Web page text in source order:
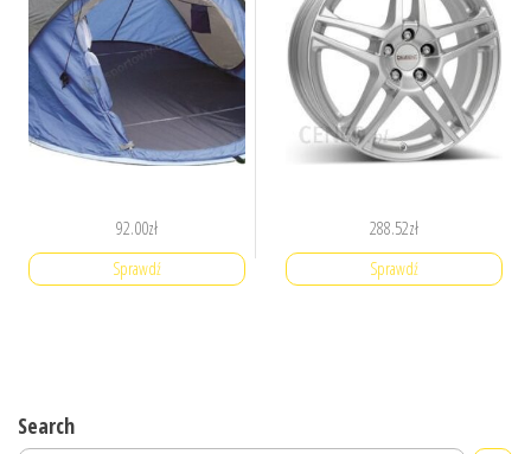
92.00zł
Sprawdź
288.52zł
Sprawdź
Search